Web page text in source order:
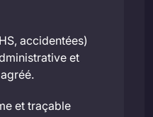
accidentées)
et
et traçable